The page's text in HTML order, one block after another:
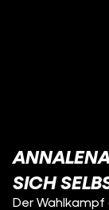
SICH